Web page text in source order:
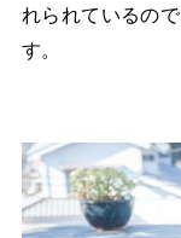
れられているの
す。